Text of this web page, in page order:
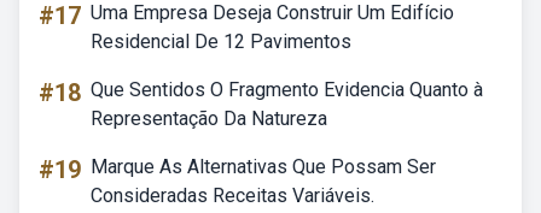
#17 Uma Empresa Deseja Construir Um Edifício
Residencial De 12 Pavimentos
#18 Que Sentidos O Fragmento Evidencia Quanto à
Representação Da Natureza
#19 Marque As Alternativas Que Possam Ser
Consideradas Receitas Variáveis.